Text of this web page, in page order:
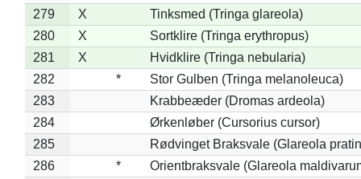
279
X
Tinksmed (Tringa glareola)
280
X
Sortklire (Tringa erythropus)
281
X
Hvidklire (Tringa nebularia)
282
*
Stor Gulben (Tringa melanoleuca)
283
Krabbeæder (Dromas ardeola)
284
Ørkenløber (Cursorius cursor)
285
Rødvinget Braksvale (Glareola
286
*
Orientbraksvale (Glareola